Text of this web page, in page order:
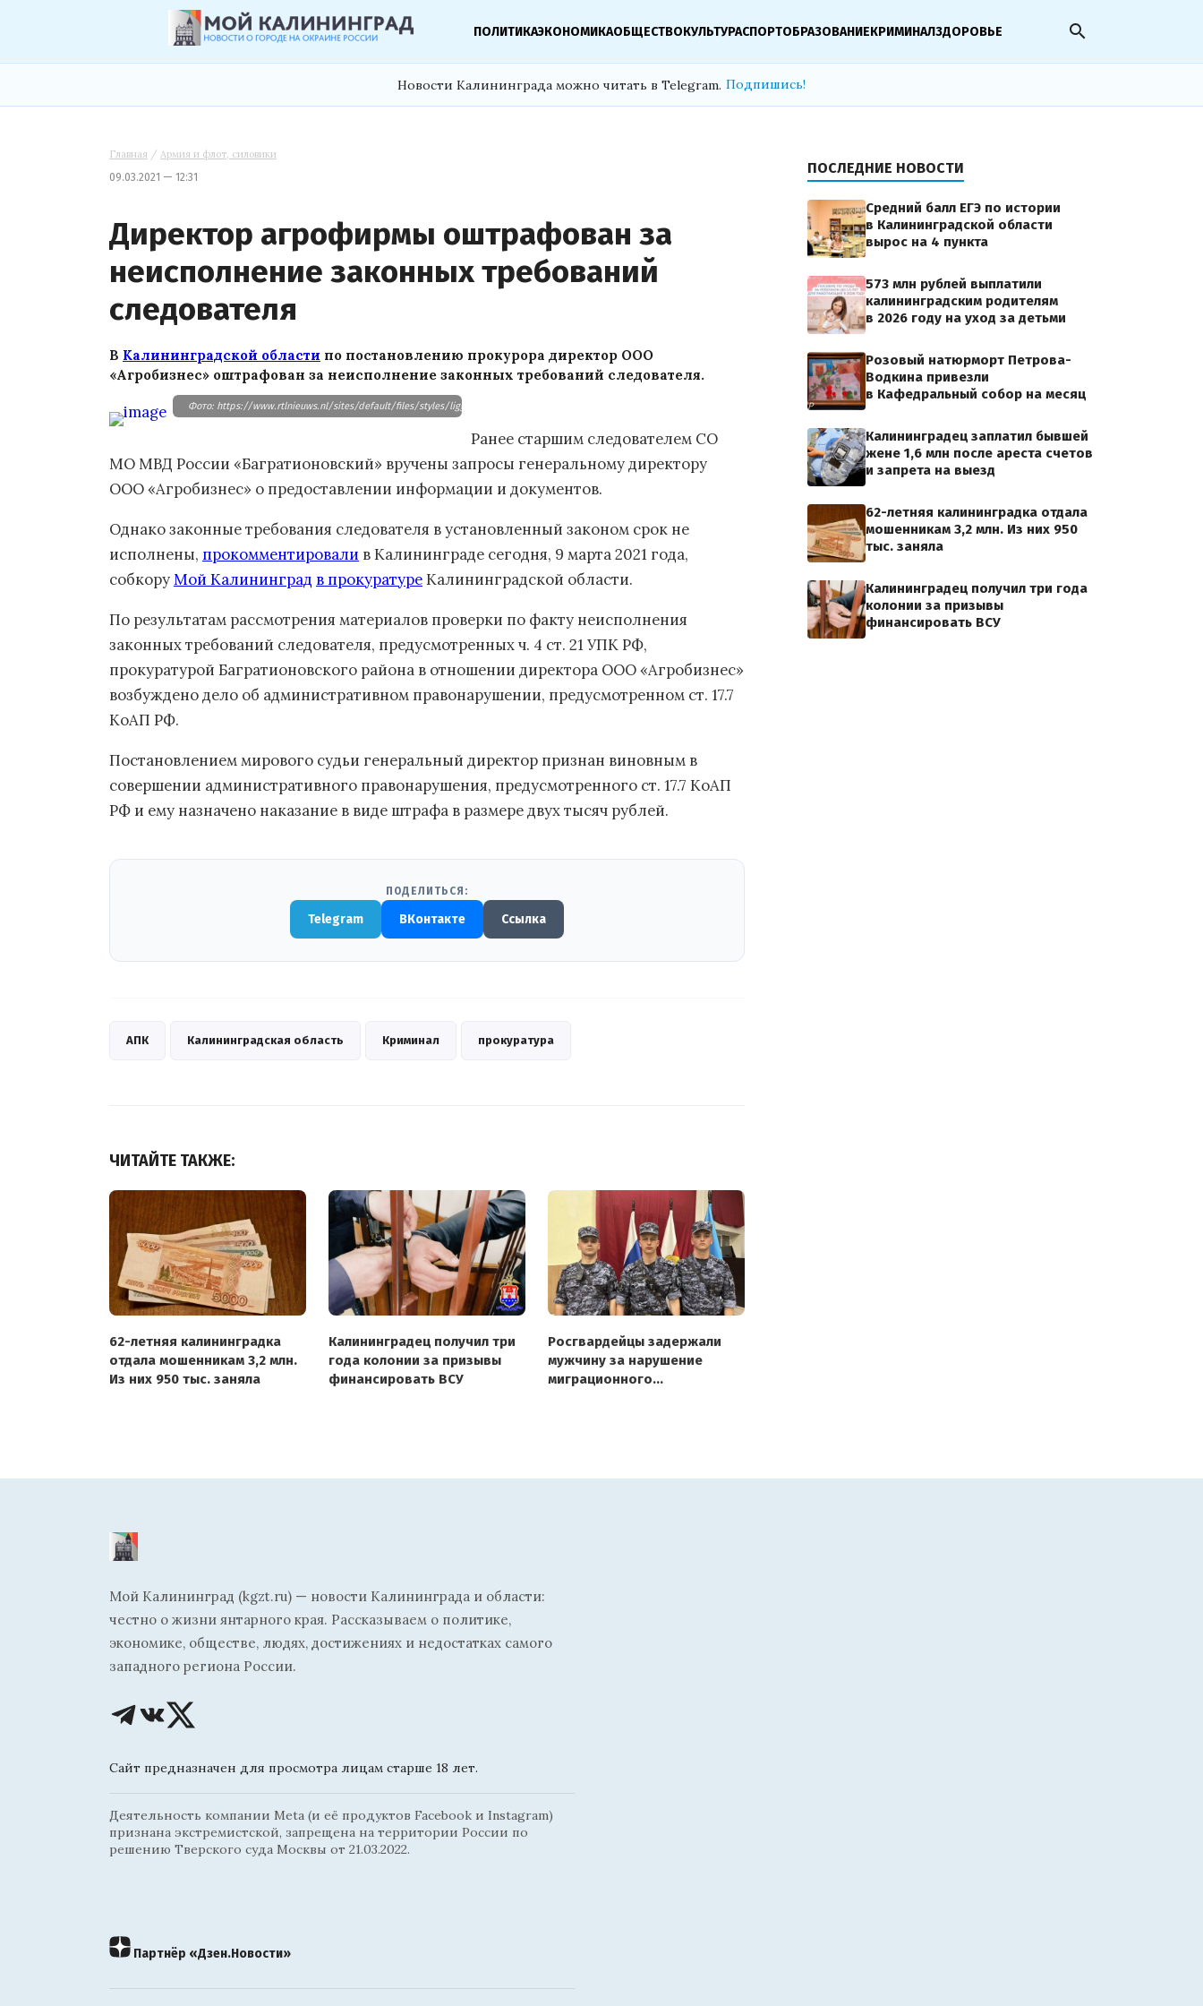
ПОЛИТИКАЭКОНОМИКАОБЩЕСТВОКУЛЬТУРАСПОРТОБРАЗОВАНИЕКРИМИНАЛЗДОРОВЬЕ search
Новости Калининграда можно читать в Telegram. Подпишись!
Главная / Армия и флот, силовики
09.03.2021 — 12:31
Директор агрофирмы оштрафован за
неисполнение законных требований
следователя
В Калининградской области по постановлению прокурора директор ООО
«Агробизнес» оштрафован за неисполнение законных требований следователя.
Фото: https://www.rtlnieuws.nl/sites/default/files/styles/liggend/public/content/images/2017/06/07/iStock-482495896.jpg?itok=c_ivmydP
Ранее старшим следователем СО
МО МВД России «Багратионовский» вручены запросы генеральному директору
ООО «Агробизнес» о предоставлении информации и документов.
Однако законные требования следователя в установленный законом срок не
исполнены, прокомментировали в Калининграде сегодня, 9 марта 2021 года,
собкоруМой Калининград в прокуратуреКалининградской области.
По результатам рассмотрения материалов проверки по факту неисполнения
законных требований следователя, предусмотренных ч. 4 ст. 21 УПК РФ,
прокуратурой Багратионовского района в отношении директора ООО «Агробизнес»
возбуждено дело об административном правонарушении, предусмотренном ст. 17.7
КоАП РФ.
Постановлением мирового судьи генеральный директор признан виновным в
совершении административного правонарушения, предусмотренного ст. 17.7 КоАП
РФ и ему назначено наказание в виде штрафа в размере двух тысяч рублей.
ПОДЕЛИТЬСЯ:
Telegram ВКонтакте Ссылка
АПК Калининградская область Криминал прокуратура
ЧИТАЙТЕ ТАКЖЕ:
62-летняя калининградка
отдала мошенникам 3,2 млн.
Из них 950 тыс. заняла
Калининградец получил три
года колонии за призывы
финансировать ВСУ
Росгвардейцы задержали
мужчину за нарушение
миграционного
ПОСЛЕДНИЕ НОВОСТИ
Средний балл ЕГЭ по истории
в Калининградской области
вырос на 4 пункта
573 млн рублей выплатили
калининградским родителям
в 2026 году на уход за детьми
Розовый натюрморт Петрова-
Водкина привезли
в Кафедральный собор на месяц
Калининградец заплатил бывшей
жене 1,6 млн после ареста счетов
и запрета на выезд
62-летняя калининградка отдала
мошенникам 3,2 млн. Из них 950
тыс. заняла
Калининградец получил три года
колонии за призывы
финансировать ВСУ
Мой Калининград (kgzt.ru) — новости Калининграда и области:
честно о жизни янтарного края. Рассказываем о политике,
экономике, обществе, людях, достижениях и недостатках самого
западного региона России.
Сайт предназначен для просмотра лицам старше 18 лет.
Деятельность компании Meta (и её продуктов Facebook и Instagram)
признана экстремистской, запрещена на территории России по
решению Тверского суда Москвы от 21.03.2022.
Партнёр «Дзен.Новости»